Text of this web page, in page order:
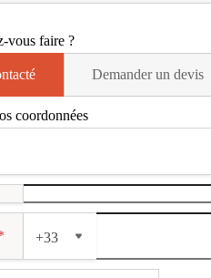
vous faire ?
Demander un devis
coordonnées
+33